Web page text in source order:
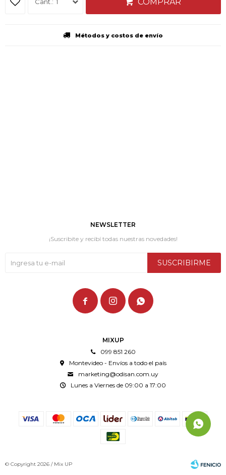
Métodos y costos de envío
MIXUP
099 851 260
Montevideo - Envíos a todo el país
marketing@odisan.com.uy
Lunes a Viernes de 09:00 a 17:00
NEWSLETTER
¡Suscribite y recibí todas nuestras novedades!
SUSCRIBIRME
  
© Copyright 2026 / Mix UP